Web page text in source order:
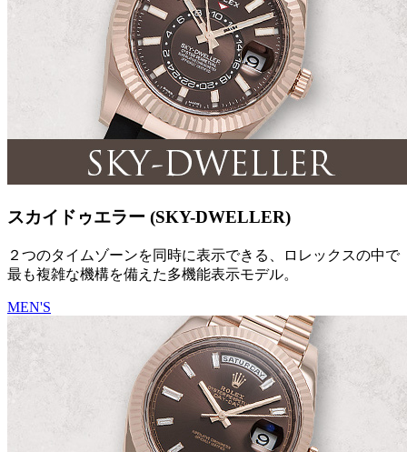
スカイドゥエラー (SKY-DWELLER)
２つのタイムゾーンを同時に表示できる、ロレックスの中で
最も複雑な機構を備えた多機能表示モデル。
MEN'S